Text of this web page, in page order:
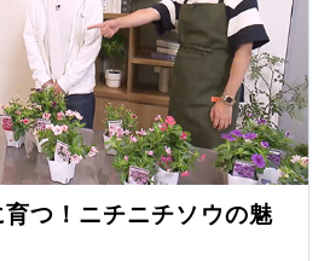
つ！ニチニチソウの魅